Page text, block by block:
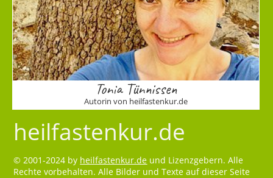
Tonia Tünnissen
Autorin von heilfastenkur.de
heilfastenkur.de
© 2001-2024 by heilfastenkur.de und Lizenzgebern. Alle
Rechte vorbehalten. Alle Bilder und Texte auf dieser Seite